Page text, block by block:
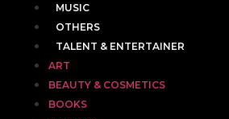
MUSIC
OTHERS
TALENT & ENTERTAINER
ART
BEAUTY & COSMETICS
BOOKS